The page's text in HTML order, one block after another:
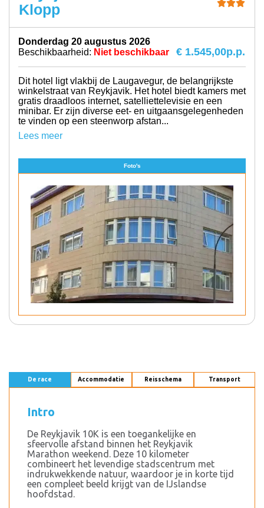
Klopp
donderdag 20 augustus 2026
Beschikbaarheid: Niet beschikbaar € 1.545,00p.p.
Dit hotel ligt vlakbij de Laugavegur, de belangrijkste
winkelstraat van Reykjavik. Het hotel biedt kamers met
gratis draadloos internet, satelliettelevisie en een
minibar. Er zijn diverse eet- en uitgaansgelegenheden
te vinden op een steenworp afstan...
Lees meer
Foto's
De race Accommodatie Reisschema Transport
Intro
De Reykjavik 10K is een toegankelijke en
sfeervolle afstand binnen het Reykjavik
Marathon weekend. Deze 10 kilometer
combineert het levendige stadscentrum met
indrukwekkende natuur, waardoor je in korte tijd
een compleet beeld krijgt van de IJslandse
hoofdstad.